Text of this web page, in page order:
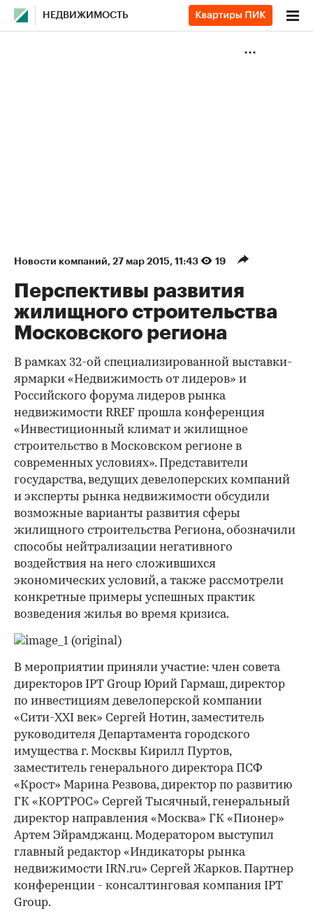
НЕДВИЖИМОСТЬ
Новости компаний⁠, 27 мар 2015, 11:43 19
Перспективы развития
жилищного строительства
Московского региона
В рамках 32-ой специализированной выставки-
ярмарки «Недвижимость от лидеров» и
Российского форума лидеров рынка
недвижимости RREF прошла конференция
«Инвестиционный климат и жилищное
строительство в Московском регионе в
современных условиях». Представители
государства, ведущих девелоперских компаний
и эксперты рынка недвижимости обсудили
возможные варианты развития сферы
жилищного строительства Региона, обозначили
способы нейтрализации негативного
воздействия на него сложившихся
экономических условий, а также рассмотрели
конкретные примеры успешных практик
возведения жилья во время кризиса.
В мероприятии приняли участие: член совета
директоров IPT Group Юрий Гармаш, директор
по инвестициям девелоперской компании
«Сити-XXI век» Сергей Нотин, заместитель
руководителя Департамента городского
имущества г. Москвы Кирилл Пуртов,
заместитель генерального директора ПСФ
«Крост» Марина Резвова, директор по развитию
ГК «КОРТРОС» Сергей Тысячный, генеральный
директор направления «Москва» ГК «Пионер»
Артем Эйрамджанц. Модератором выступил
главный редактор «Индикаторы рынка
недвижимости IRN.ru» Сергей Жарков. Партнер
конференции - консалтинговая компания IPT
Group.